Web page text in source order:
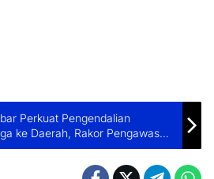
Perkuat Pengendalian
ke Daerah, Rakor Pengawasan
Enam Rekomendasi